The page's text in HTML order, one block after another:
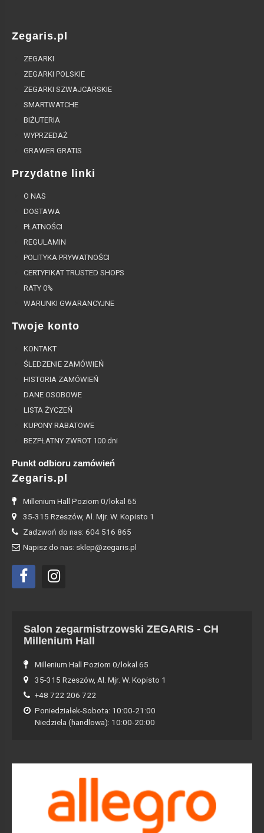
Zegaris.pl
ZEGARKI
ZEGARKI POLSKIE
ZEGARKI SZWAJCARSKIE
SMARTWATCHE
BIŻUTERIA
WYPRZEDAŻ
GRAWER GRATIS
Przydatne linki
O NAS
DOSTAWA
PŁATNOŚCI
REGULAMIN
POLITYKA PRYWATNOŚCI
CERTYFIKAT TRUSTED SHOPS
RATY 0%
WARUNKI GWARANCYJNE
Twoje konto
KONTAKT
ŚLEDZENIE ZAMÓWIEŃ
HISTORIA ZAMÓWIEŃ
DANE OSOBOWE
LISTA ŻYCZEŃ
KUPONY RABATOWE
BEZPŁATNY ZWROT 100 dni
Punkt odbioru zamówień
Zegaris.pl
Millenium Hall Poziom 0/lokal 65
35-315 Rzeszów, Al. Mjr. W. Kopisto 1
Zadzwoń do nas: 604 516 865
Napisz do nas: sklep@zegaris.pl
Salon zegarmistrzowski ZEGARIS - CH
Millenium Hall
Millenium Hall Poziom 0/lokal 65
35-315 Rzeszów, Al. Mjr. W. Kopisto 1
+48 722 206 722
Poniedziałek-Sobota: 10:00-21:00
Niedziela (handlowa): 10:00-20:00